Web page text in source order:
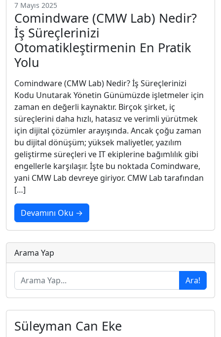
7 Mayıs 2025
Comindware (CMW Lab) Nedir?
İş Süreçlerinizi
Otomatikleştirmenin En Pratik
Yolu
Comindware (CMW Lab) Nedir? İş Süreçlerinizi
Kodu Unutarak Yönetin Günümüzde işletmeler için
zaman en değerli kaynaktır. Birçok şirket, iç
süreçlerini daha hızlı, hatasız ve verimli yürütmek
için dijital çözümler arayışında. Ancak çoğu zaman
bu dijital dönüşüm; yüksek maliyetler, yazılım
geliştirme süreçleri ve IT ekiplerine bağımlılık gibi
engellerle karşılaşır. İşte bu noktada Comindware,
yani CMW Lab devreye giriyor. CMW Lab tarafından
[…]
Devamını Oku →
Arama Yap
Ara!
Süleyman Can Eke